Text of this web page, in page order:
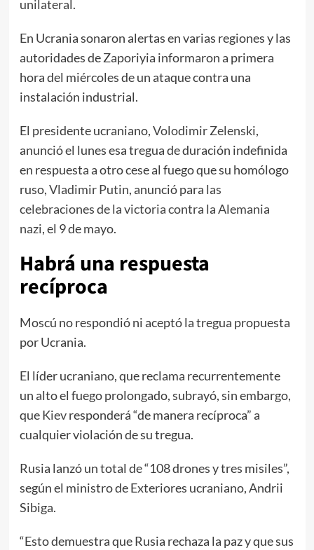
unilateral .
En Ucrania sonaron alertas en varias regiones y las
autoridades de Zaporiyia informaron a primera
hora del miércoles de un ataque contra una
instalación industrial.
El presidente ucraniano,Volodimir Zelenski,
anunció el lunes esa tregua de duración indefinida
en respuesta a otro cese al fuego que su homólogo
ruso,Vladimir Putin, anunció para las
celebraciones de la victoria contra la Alemania
nazi, el 9 de mayo.
Habrá una respuesta
recíproca
Moscú no respondió ni aceptó la tregua propuesta
por Ucrania.
El líder ucraniano, que reclama recurrentemente
un alto el fuego prolongado, subrayó, sin embargo,
queKievresponderá “de manera recíproca” a
cualquier violación de su tregua.
Rusia lanzó un total de “108 drones y tres misiles”,
según el ministro de Exteriores ucraniano, Andrii
Sibiga.
“Esto demuestra que Rusia rechaza la paz y que sus